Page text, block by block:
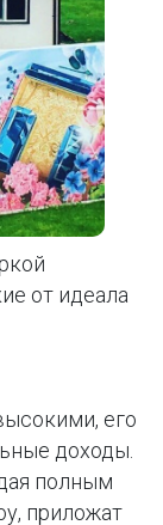
от идеала
его
доходы.
полным
приложат